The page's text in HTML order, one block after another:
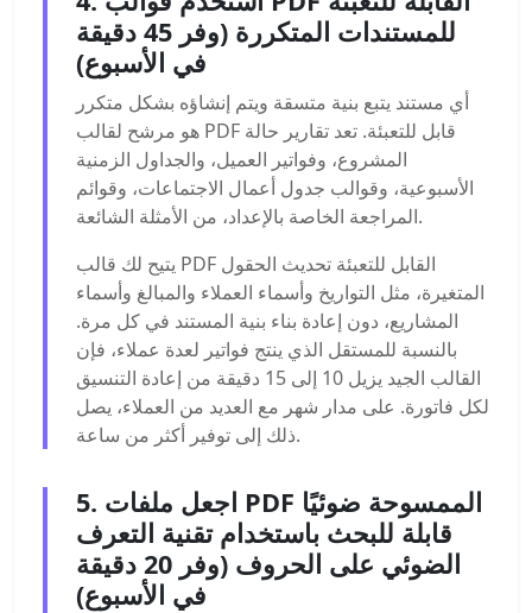
للمستندات المتكررة (وفر 45 دقيقة
في الأسبوع)
أي مستند يتبع بنية متسقة ويتم إنشاؤه بشكل متكرر
هو مرشح لقالب PDF قابل للتعبئة. تعد تقارير حالة
المشروع، وفواتير العميل، والجداول الزمنية
الأسبوعية، وقوالب جدول أعمال الاجتماعات، وقوائم
المراجعة الخاصة بالإعداد، من الأمثلة الشائعة.
يتيح لك قالب PDF القابل للتعبئة تحديث الحقول
المتغيرة، مثل التواريخ وأسماء العملاء والمبالغ وأسماء
المشاريع، دون إعادة بناء بنية المستند في كل مرة.
بالنسبة للمستقل الذي ينتج فواتير لعدة عملاء، فإن
القالب الجيد يزيل 10 إلى 15 دقيقة من إعادة التنسيق
لكل فاتورة. على مدار شهر مع العديد من العملاء، يصل
ذلك إلى توفير أكثر من ساعة.
5. اجعل ملفات PDF الممسوحة ضوئيًا
قابلة للبحث باستخدام تقنية التعرف
الضوئي على الحروف (وفر 20 دقيقة
في الأسبوع)